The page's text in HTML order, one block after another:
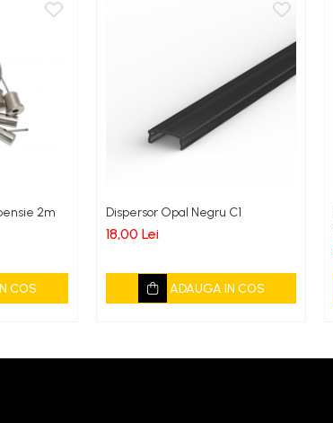
2m
COS
Dispersor Opal Negru C1
18,00 Lei
ADAUGA IN COS